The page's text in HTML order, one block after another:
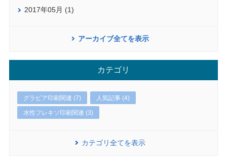
2017年05月 (1)
アーカイブ全てを表示
カテゴリ
グラビア印刷関連 (7) 人気記事 (4)
水性フレキソ印刷関連 (3)
カテゴリ全てを表示